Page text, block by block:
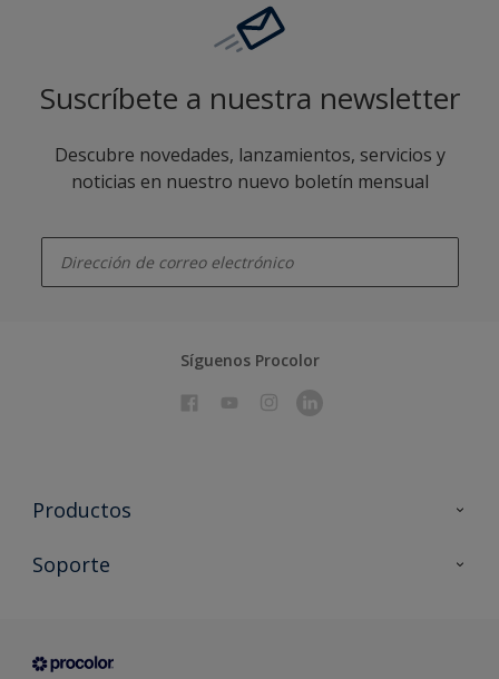
Suscríbete a nuestra newsletter
Descubre novedades, lanzamientos, servicios y
noticias en nuestro nuevo boletín mensual
Síguenos Procolor
Productos
Todos los productos
Condiciones generales de venta
Soporte